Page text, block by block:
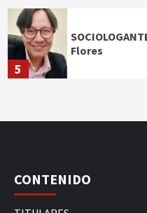
5
Flores
CONTENIDO